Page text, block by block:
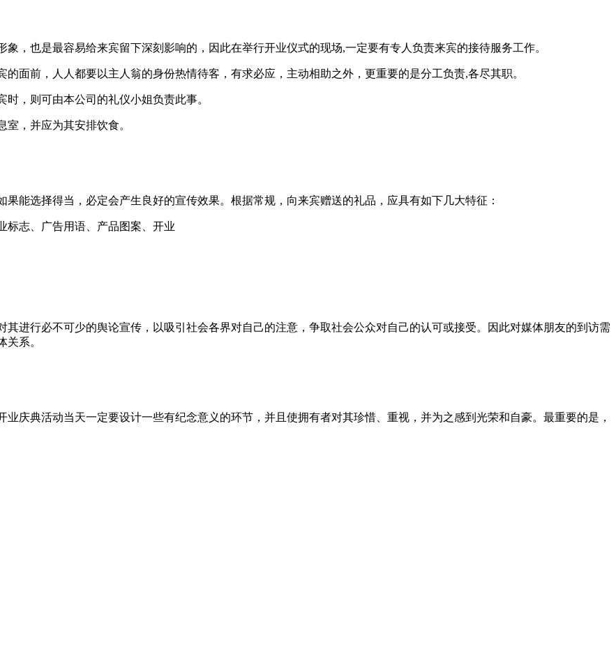
，也是最容易给来宾留下深刻影响的，因此在举行开业仪式的现场,一定要有专人负责来宾的接待服务工作。
面前，人人都要以主人翁的身份热情待客，有求必应，主动相助之外，更重要的是分工负责,各尽其职。
，则可由本公司的礼仪小姐负责此事。
，并应为其安排饮食。
能选择得当，必定会产生良好的宣传效果。根据常规，向来宾赠送的礼品，应具有如下几大特征：
标志、广告用语、产品图案、开业
进行必不可少的舆论宣传，以吸引社会各界对自己的注意，争取社会公众对自己的认可或接受。因此对媒体朋友的到访需
系。
庆典活动当天一定要设计一些有纪念意义的环节，并且使拥有者对其珍惜、重视，并为之感到光荣和自豪。最重要的是，